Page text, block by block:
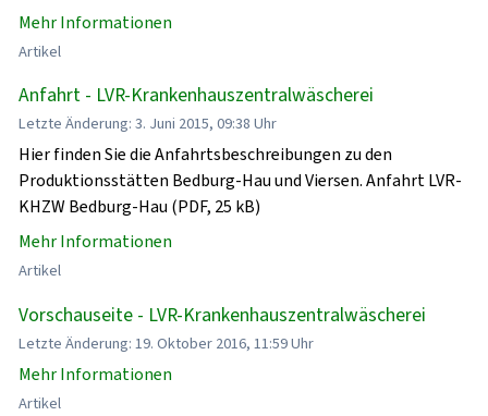
Mehr Informationen
Artikel
Anfahrt - LVR-Krankenhauszentralwäscherei
Letzte Änderung: 3. Juni 2015, 09:38 Uhr
Hier finden Sie die Anfahrtsbeschreibungen zu den
Produktionsstätten Bedburg-Hau und Viersen. Anfahrt LVR-
KHZW Bedburg-Hau (PDF, 25 kB)
Mehr Informationen
Artikel
Vorschauseite - LVR-Krankenhauszentralwäscherei
Letzte Änderung: 19. Oktober 2016, 11:59 Uhr
Mehr Informationen
Artikel